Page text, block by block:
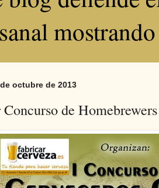
octubre de 2013
de